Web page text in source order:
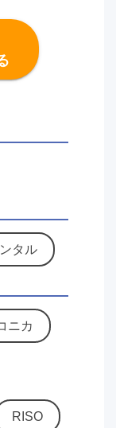
タル
ニカ
RISO